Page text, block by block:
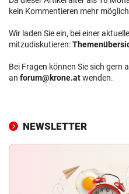
kein Kommentieren mehr
Wir laden Sie ein, bei einer
mitzudiskutieren:
Bei Fragen können Sie sich gern
an forum@krone.atwenden.
NEWSLETTER